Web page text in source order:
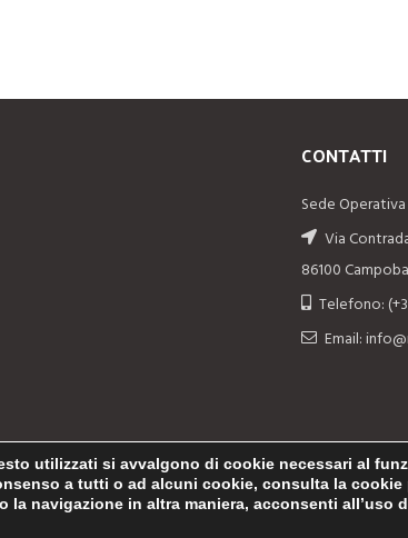
CONTATTI
Sede Operativa
Via
86100
Telefono:
Email:
utilizzati si avvalgono di cookie necessari al
a tutti o ad alcuni cookie, consulta la
navigazione in altra maniera, acconsenti all’uso